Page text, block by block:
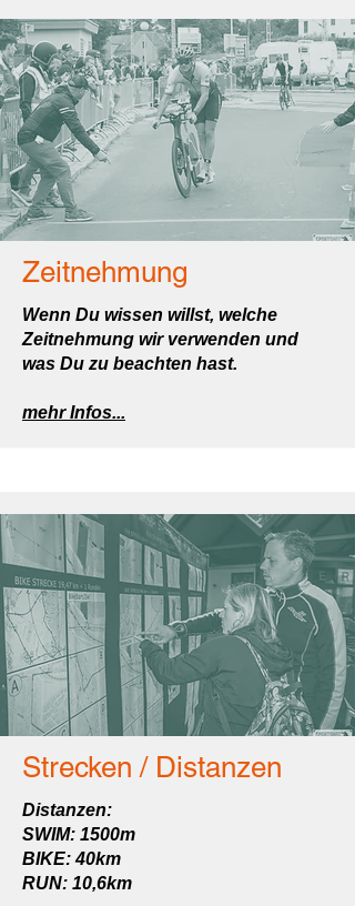
Zeitnehmung
Wenn Du wissen willst, welche
Zeitnehmung wir verwenden und
was Du zu beachten hast.
mehr Infos...
Strecken / Distanzen
Distanzen:
SWIM: 1500m
BIKE: 40km
RUN: 10,6km